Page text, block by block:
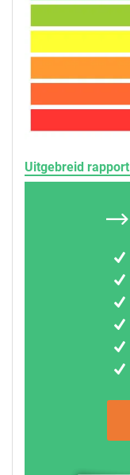
Uitgebreid rapport